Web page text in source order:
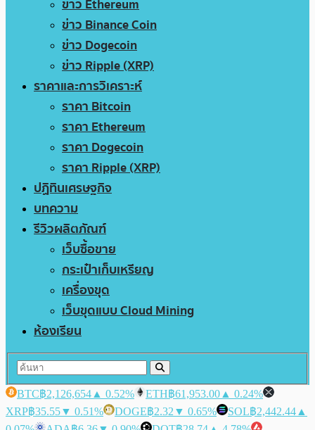
ข่าว Ethereum
ข่าว Binance Coin
ข่าว Dogecoin
ข่าว Ripple (XRP)
ราคาและการวิเคราะห์
ราคา Bitcoin
ราคา Ethereum
ราคา Dogecoin
ราคา Ripple (XRP)
ปฏิทินเศรษฐกิจ
บทความ
รีวิวผลิตภัณฑ์
เว็บซื้อขาย
กระเป๋าเก็บเหรียญ
เครื่องขุด
เว็บขุดแบบ Cloud Mining
ห้องเรียน
BTC฿2,126,654 ▲ 0.52% ETH฿61,953.00 ▲ 0.24%
XRP฿35.55▼ 0.51% DOGE฿2.32 ▼ 0.65% SOL฿2,442.44 ▲